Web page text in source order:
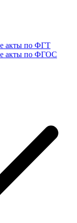
акты по ФГТ
акты по ФГОС